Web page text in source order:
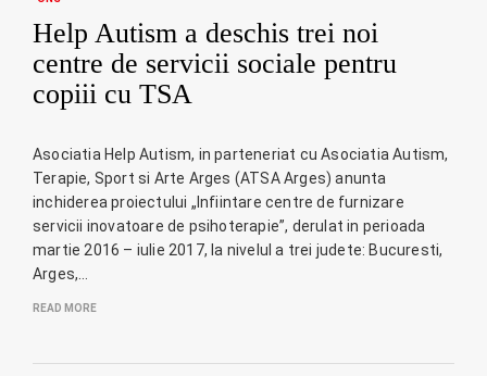
Help Autism a deschis trei noi
centre de servicii sociale pentru
copiii cu TSA
Asociatia Help Autism, in parteneriat cu Asociatia Autism,
Terapie, Sport si Arte Arges (ATSA Arges) anunta
inchiderea proiectului „Infiintare centre de furnizare
servicii inovatoare de psihoterapie”, derulat in perioada
martie 2016 – iulie 2017, la nivelul a trei judete: Bucuresti,
Arges,…
READ MORE